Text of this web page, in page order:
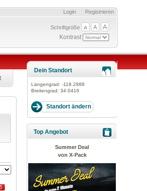
Registrieren
Login
Schriftgröße
Kontrast
Dein Standort
Längengrad: -118.2988
Breitengrad: 34.0416
Top Angebot
Summer Deal
von X-Pack